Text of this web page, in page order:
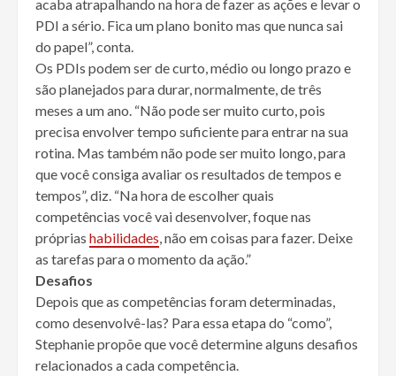
acaba atrapalhando na hora de fazer as ações e levar o
PDI a sério. Fica um plano bonito mas que nunca sai
do papel”, conta.
Os PDIs podem ser de curto, médio ou longo prazo e
são planejados para durar, normalmente, de três
meses a um ano. “Não pode ser muito curto, pois
precisa envolver tempo suficiente para entrar na sua
rotina. Mas também não pode ser muito longo, para
que você consiga avaliar os resultados de tempos e
tempos”, diz. “Na hora de escolher quais
competências você vai desenvolver, foque nas
próprias habilidades, não em coisas para fazer. Deixe
as tarefas para o momento da ação.”
Desafios
Depois que as competências foram determinadas,
como desenvolvê-las? Para essa etapa do “como”,
Stephanie propõe que você determine alguns desafios
relacionados a cada competência.